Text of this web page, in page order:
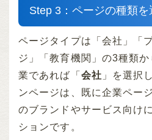
Step 3：ページの種類を
ページタイプは「会社」「
ジ」「教育機関」の3種類
業であれば「 会社 」を選択
ンページは、既に企業ペー
のブランドやサービス向け
ションです。